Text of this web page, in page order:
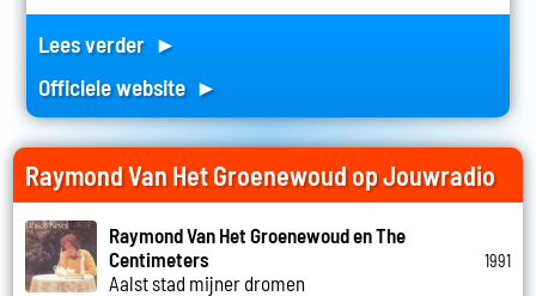
Lees verder ►
Officiele website ►
Raymond Van Het Groenewoud op Jouwradio
Raymond Van Het Groenewoud en The
Centimeters
Aalst stad mijner dromen
1991